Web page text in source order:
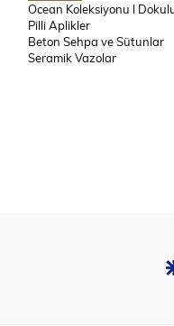
Ocean Koleksiyonu l
Pilli Aplikler
Beton Sehpa ve Sütunlar
Seramik Vazolar